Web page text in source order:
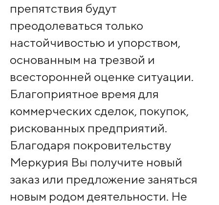
препятствия будут
преодолеваться только
настойчивостью и упорством,
основанным на трезвой и
всесторонней оценке ситуации.
Благоприятное время для
коммерческих сделок, покупок,
рискованных предприятий.
Благодаря покровительству
Меркурия Вы получите новый
заказ или предложение заняться
новым родом деятельности. Не